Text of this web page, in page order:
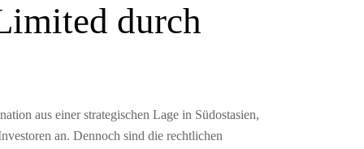
durch
aus einer strategischen Lage in Südostasien,
an. Dennoch sind die rechtlichen